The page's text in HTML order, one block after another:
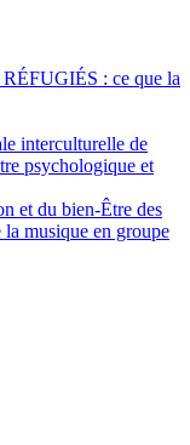
: ce que la
interculturelle de
psychologique et
et du bien-Être des
musique en groupe